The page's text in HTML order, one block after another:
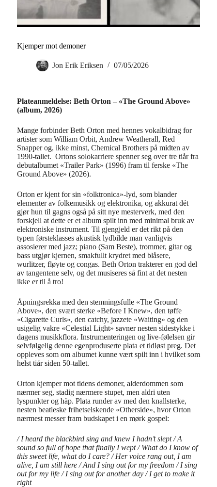
Kjemper mot demoner
Jon Erik Eriksen 07/05/2026
Plateanmeldelse: Beth Orton – «The Ground Above»
(album, 2026)
Mange forbinder Beth Orton med hennes vokalbidrag for
artister som William Orbit, Andrew Weatherall, Red
Snapper og, ikke minst, Chemical Brothers på midten av
1990-tallet. Ortons solokarriere spenner seg over tre tiår fra
debutalbumet «Trailer Park» (1996) fram til ferske «The
Ground Above» (2026).
Orton er kjent for sin «folktronica»-lyd, som blander
elementer av folkemusikk og elektronika, og akkurat dét
gjør hun til gagns også på sitt nye mesterverk, med den
forskjell at dette er et album spilt inn med minimal bruk av
elektroniske instrument. Til gjengjeld er det rikt på den
typen førsteklasses akustisk lydbilde man vanligvis
assosierer med jazz; piano (Sam Beste), trommer, gitar og
bass utgjør kjernen, smakfullt krydret med blåsere,
wurlitzer, fløyte og congas. Beth Orton trakterer en god del
av tangentene selv, og det musiseres så fint at det nesten
ikke er til å tro!
Åpningsrekka med den stemningsfulle «The Ground
Above», den svært sterke «Before I Knew», den tøffe
«Cigarette Curls», den catchy, jazzete «Waiting» og den
usigelig vakre «Celestial Light» savner nesten sidestykke i
dagens musikkflora. Instrumenteringen og live-følelsen gir
selvfølgelig denne egenproduserte plata et tidløst preg. Det
oppleves som om albumet kunne vært spilt inn i hvilket som
helst tiår siden 50-tallet.
Orton kjemper mot tidens demoner, alderdommen som
nærmer seg, stadig nærmere stupet, men aldri uten
lyspunkter og håp. Plata runder av med den knallsterke,
nesten beatleske frihetselskende «Otherside», hvor Orton
nærmest messer fram budskapet i en mørk gospel:
/ I heard the blackbird sing and knew I hadn’t slept / A
sound so full of hope that finally I wept / What do I know of
this sweet life, what do I care? / Her voice rang out, I am
alive, I am still here / And I sing out for my freedom / I sing
out for my life / I sing out for another day / I get to make it
right